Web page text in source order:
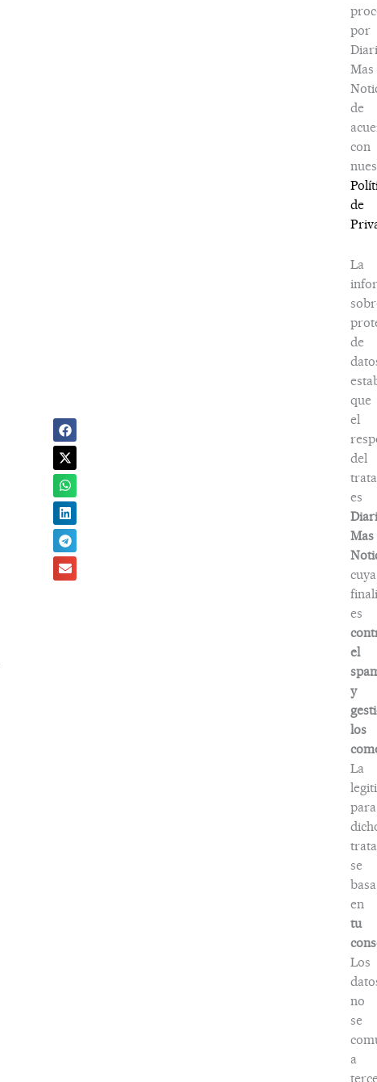
por
Mas
de
con
de
La
de
que
el
del
es
Mas
cuya
es
el
y
los
La
para
se
basa
en
tu
Los
no
se
a